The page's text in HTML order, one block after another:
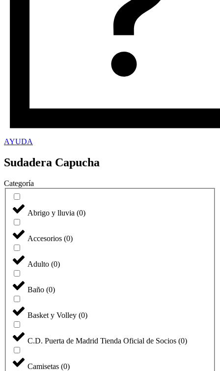
AYUDA
Sudadera Capucha
Categoría
Abrigo y lluvia (0)
Accesorios (0)
Adulto (0)
Baño (0)
Basket y Volley (0)
C.D. Puerta de Madrid Tienda Oficial de Socios (0)
Camisetas (0)